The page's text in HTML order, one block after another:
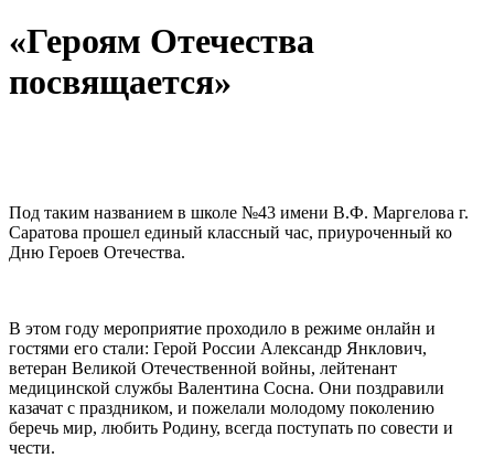
«Героям Отечества
посвящается»
Под таким названием в школе №43 имени В.Ф. Маргелова г.
Саратова прошел единый классный час, приуроченный ко
Дню Героев Отечества.
В этом году мероприятие проходило в режиме онлайн и
гостями его стали: Герой России Александр Янклович,
ветеран Великой Отечественной войны, лейтенант
медицинской службы Валентина Сосна. Они поздравили
казачат с праздником, и пожелали молодому поколению
беречь мир, любить Родину, всегда поступать по совести и
чести.